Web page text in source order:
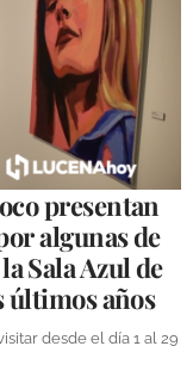
presentan
algunas de
Sala Azul de
últimos años
desde el día 1 al 29